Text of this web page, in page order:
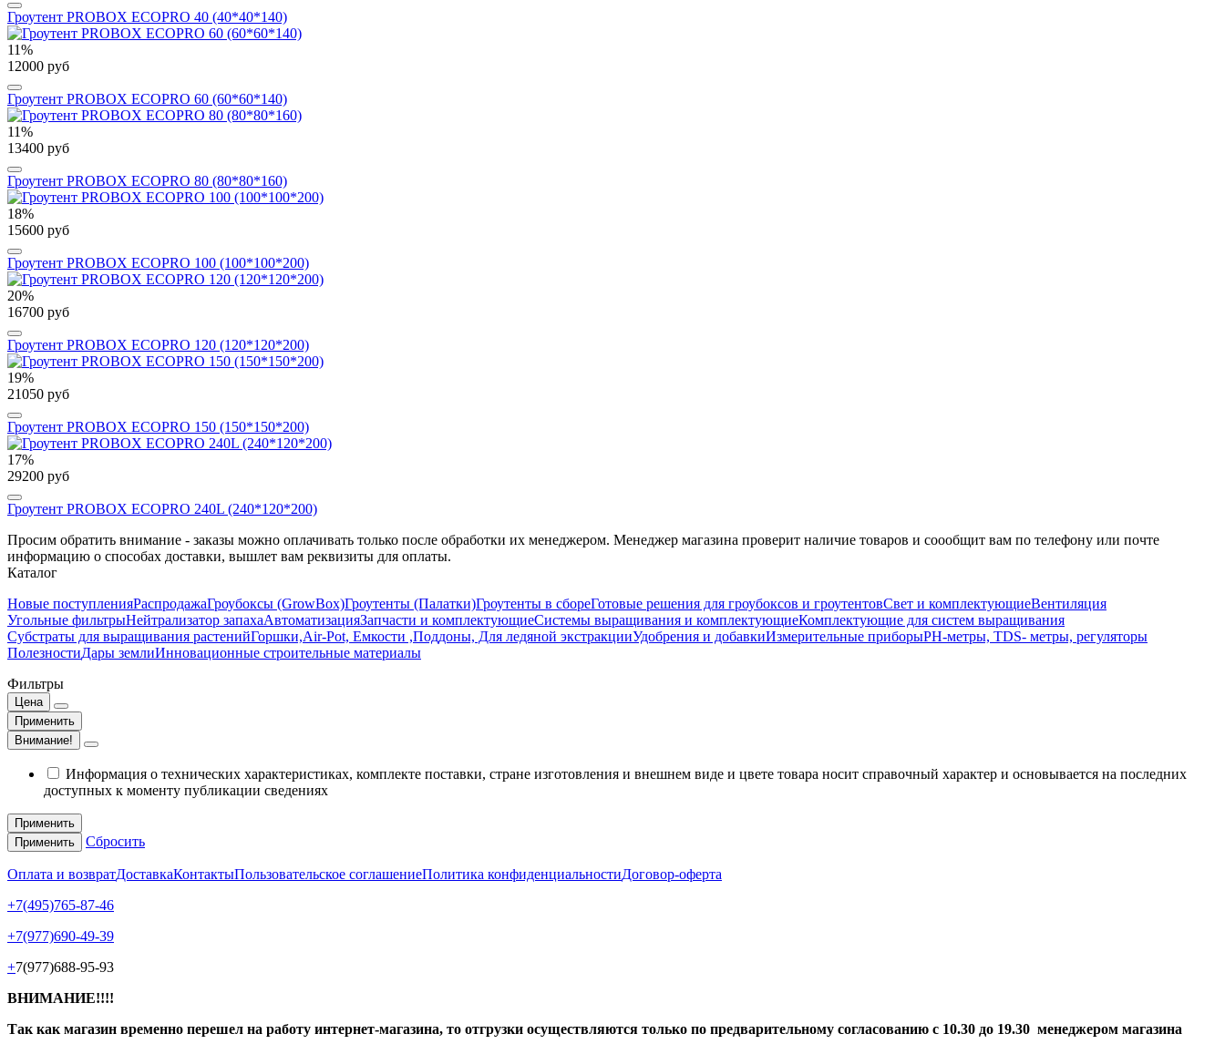
Гроутент PROBOX ECOPRO 40 (40*40*140)
11%
12000 руб
Гроутент PROBOX ECOPRO 60 (60*60*140)
11%
13400 руб
Гроутент PROBOX ECOPRO 80 (80*80*160)
18%
15600 руб
Гроутент PROBOX ECOPRO 100 (100*100*200)
20%
16700 руб
Гроутент PROBOX ECOPRO 120 (120*120*200)
19%
21050 руб
Гроутент PROBOX ECOPRO 150 (150*150*200)
17%
29200 руб
Гроутент PROBOX ECOPRO 240L (240*120*200)
Просим обратить внимание - заказы можно оплачивать только после обработки их менеджером. Менеджер магазина проверит наличие товаров и соообщит вам по телефону или почте
информацию о способах доставки, вышлет вам реквизиты для оплаты.
Каталог
Новые поступленияРаспродажаГроубоксы (GrowBox)Гроутенты (Палатки)Гроутенты в сбореГотовые решения для гроубоксов и гроутентовСвет и комплектующиеВентиляция
Угольные фильтрыНейтрализатор запахаАвтоматизацияЗапчасти и комплектующиеСистемы выращивания и комплектующиеКомплектующие для систем выращивания
Субстраты для выращивания растенийГоршки,Air-Pot, Емкости ,Поддоны, Для ледяной экстракцииУдобрения и добавкиИзмерительные приборыРН-метры, TDS- метры, регуляторы
ПолезностиДары землиИнновационные строительные материалы
Фильтры
Цена
Применить
Внимание!
Информация о технических характеристиках, комплекте поставки, стране изготовления и внешнем виде и цвете товара носит справочный характер и основывается на последних
доступных к моменту публикации сведениях
Применить
Применить
Сбросить
Оплата и возвратДоставкаКонтактыПользовательское соглашениеПолитика конфиденциальностиДоговор-оферта
+7(495)765-87-46
+7(977)690-49-39
+7(977)688-95-93
ВНИМАНИЕ!!!!
Так как магазин временно перешел на работу интернет-магазина, то отгрузки осуществляются только по предварительному согласованию с 10.30 до 19.30 менеджером магазина